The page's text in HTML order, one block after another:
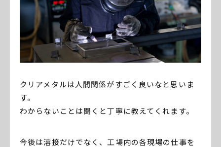
クリアメタルは人間関係がすごく良いなと思いま
す。
わからないことは聞くと丁寧に教えてくれます。
今後は溶接だけでなく、工場内の各現場の仕事を